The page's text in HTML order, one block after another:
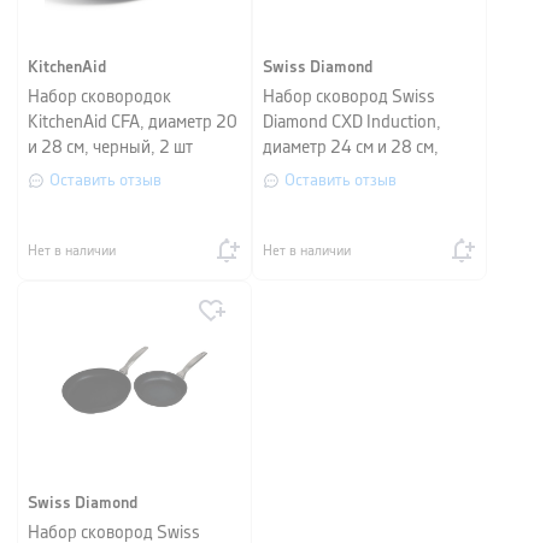
KitchenAid
Набор сковородок
KitchenAid CFA, диаметр 20
и 28 см, черный, 2 шт
Оставить отзыв
Нет в наличии
Swiss Diamond
Набор сковород Swiss
Diamond CXD Induction,
диаметр 24 см и 28 см,
черный
Оставить отзыв
Нет в наличии
Swiss Diamond
Набор сковород Swiss